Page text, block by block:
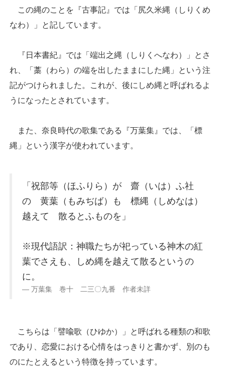
この縄のことを『古事記』では「尻久米縄（しりくめ
なわ）」と記しています。
『日本書紀』では「端出之縄（しりくへなわ）」とさ
れ、「藁（わら）の端を出したままにした縄」という注
記がつけられました。これが、後にしめ縄と呼ばれるよ
うになったとされています。
また、奈良時代の歌集である『万葉集』では、「標
縄」という漢字が使われています。
「祝部等（ほふりら）が 齋（いは）ふ社
の 黄葉（もみぢば）も 標縄（しめなは）
越えて 散るとふものを」
※現代語訳：神職たちが祀っている神木の紅
葉でさえも、しめ縄を越えて散るというの
に。
万葉集 巻十 二三〇九番 作者未詳
こちらは「譬喩歌（ひゆか）」と呼ばれる種類の和歌
であり、恋愛における心情をはっきりと書かず、別のも
のにたとえるという特徴を持っています。